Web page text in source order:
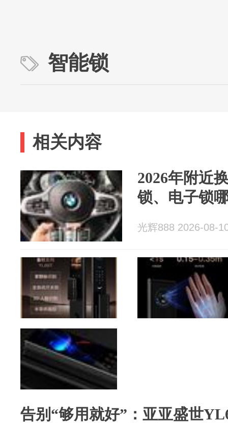
智能锁
相关内容
2026年附近
锁、电子锁
光辉888 2026-08-
告别“够用就好”：亚亚盛世